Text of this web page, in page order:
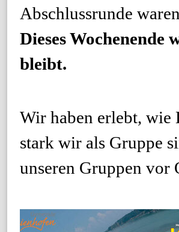
Abschlussrunde
Dieses Wochenende
bleibt.
Wir haben erlebt, wie
stark wir als Gruppe
unseren Gruppen vor